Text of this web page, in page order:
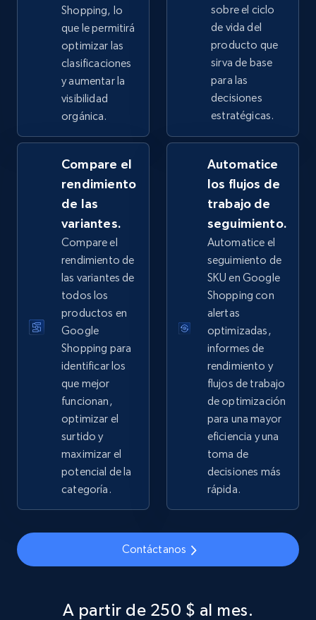
Google Shopping - collects products from
web using keywords
URL, Product id, Title, Product description,
Rating, Reviews count, Images, Variations, and
more.
Home Depot US
URL, Domain, Country code, Model number,
Sku, Product id, Product name, Manufacturer,
and more.
2.1K+ Comenzar ahora
Home Depot US - Gather data on products
using specified keywords
URL, Domain, Country code, Model number,
Sku, Product id, Product name, Manufacturer,
and more.
2.1K+ 355+ Comenzar ahora
and more.
Shopping, lo
que le permitirá
optimizar las
clasificaciones
y aumentar la
visibilidad
orgánica.
sobre el ciclo
de vida del
producto que
sirva de base
para las
decisiones
estratégicas.
Compare el
rendimiento
de las
variantes.
Compare el
rendimiento de
las variantes de
todos los
productos en
Google
Shopping para
identificar los
que mejor
funcionan,
optimizar el
surtido y
maximizar el
potencial de la
categoría.
Automatice
los flujos de
trabajo de
seguimiento.
Automatice el
seguimiento de
SKU en Google
Shopping con
alertas
optimizadas,
informes de
rendimiento y
flujos de trabajo
de optimización
para una mayor
eficiencia y una
toma de
decisiones más
rápida.
Contáctanos
A partir de 250 $ al mes.